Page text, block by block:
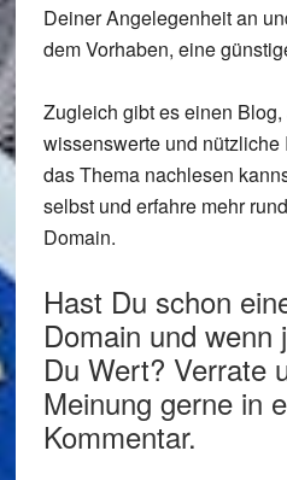
Deiner Angelegenheit an
dem Vorhaben, eine
Zugleich gibt es einen
wissenswerte und nützliche
das Thema nachlesen
selbst und erfahre mehr
Domain.
Hast Du schon
Domain und wenn
Du Wert? Verrate
Meinung gerne in
Kommentar.